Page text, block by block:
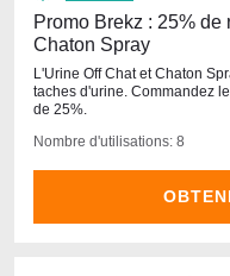
Promo Brekz : 25%
Chaton Spray
L'Urine Off Chat et Chaton
taches d'urine. Commandez
de 25%.
Nombre d'utilisations: 8